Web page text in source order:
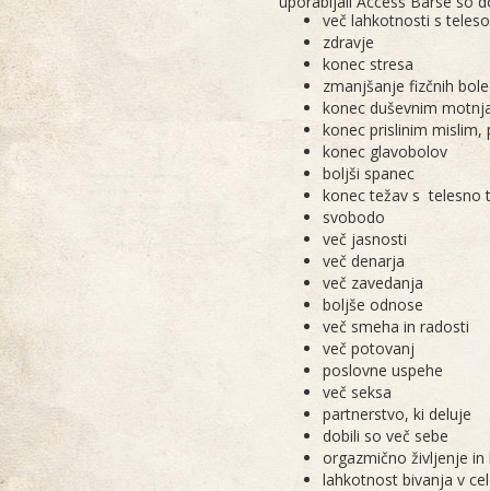
več lahkotnosti s
zdravje
konec stresa
zmanjšanje fizčnih
konec duševnim
konec prislinim mislim,
konec glavobolov
boljši spanec
konec težav s telesno
svobodo
več jasnosti
več denarja
več zavedanja
boljše odnose
več smeha in radosti
več potovanj
poslovne uspehe
več seksa
partnerstvo, ki deluje
dobili so več sebe
orgazmično življenje in
lahkotnost bivanja v